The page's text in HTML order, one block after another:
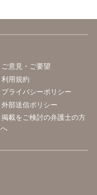
ご意見・ご要望
利用規約
プライバシーポリシー
外部送信ポリシー
掲載をご検討の弁護士の方
へ